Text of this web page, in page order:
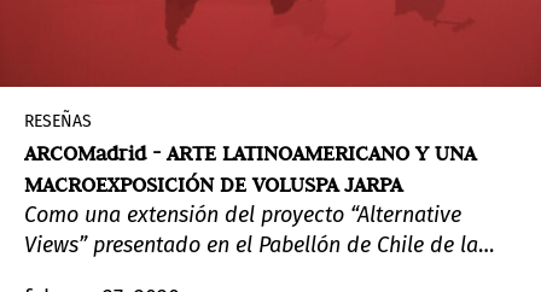
RESEÑAS
ARCOMadrid - ARTE LATINOAMERICANO Y UNA
MACROEXPOSICIÓN DE VOLUSPA JARPA
Como una extensión del proyecto “Alternative
Views” presentado en el Pabellón de Chile de la